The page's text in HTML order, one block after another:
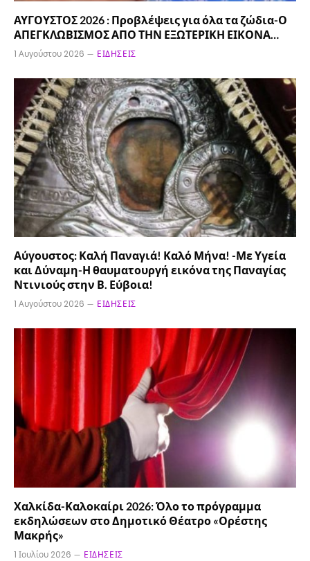
ΑΥΓΟΥΣΤΟΣ 2026 : Προβλέψεις για όλα τα ζώδια-Ο
ΑΠΕΓΚΛΩΒΙΣΜΟΣ ΑΠΟ ΤΗΝ ΕΞΩΤΕΡΙΚΗ ΕΙΚΟΝΑ…
1 Αυγούστου 2026 ΕΙΔΉΣΕΙΣ
Αύγουστος: Καλή Παναγιά! Καλό Μήνα! -Με Υγεία
και Δύναμη-Η θαυματουργή εικόνα της Παναγίας
Ντινιούς στην Β. Εύβοια!
1 Αυγούστου 2026 ΕΙΔΉΣΕΙΣ
Χαλκίδα-Καλοκαίρι 2026: Όλο το πρόγραμμα
εκδηλώσεων στο Δημοτικό Θέατρο «Ορέστης
Μακρής»
1 Ιουλίου 2026 ΕΙΔΉΣΕΙΣ